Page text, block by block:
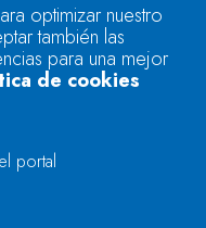
el campo
el campo
optimizar nuestro
también las
para una mejor
de cookies
portal